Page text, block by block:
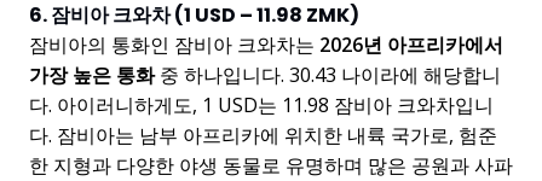
6. 잠비아 크와차 (1 USD – 11.98 ZMK)
잠비아의 통화인 잠비아 크와차는 2026년 아프리카에서
가장 높은 통화중 하나입니다. 30.43 나이라에 해당합니
다. 아이러니하게도, 1 USD는 11.98 잠비아 크와차입니
다. 잠비아는 남부 아프리카에 위치한 내륙 국가로, 험준
한 지형과 다양한 야생 동물로 유명하며 많은 공원과 사파